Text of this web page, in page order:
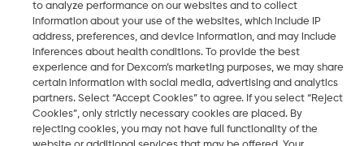
MAT-1802
2026 Dexcom, Inc. Tüm hakları saklıdır.
Bölgeyi Değiştir
to analyze performance on our websites and to collect
information about your use of the websites, which include IP
address, preferences, and device information, and may include
inferences about health conditions. To provide the best
experience and for Dexcom’s marketing purposes, we may share
certain information with social media, advertising and analytics
partners. Select “Accept Cookies” to agree. If you select “Reject
Cookies”, only strictly necessary cookies are placed. By
rejecting cookies, you may not have full functionality of the